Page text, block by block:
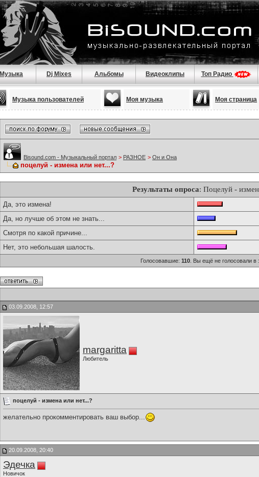
Музыка Dj Mixes Альбомы Видеоклипы Топ Радио
Музыка пользователей Моя музыка Моя страница
Bisound.com - Музыкальный портал > РАЗНОЕ > Он и Она
поцелуй - измена или нет...?
Результаты опроса: Поцелуй -
Да, это измена!
Да, но лучше об этом не знать...
Смотря по какой причине...
Нет, это небольшая шалость.
Голосовавшие: 110 . Вы ещё не голосовали в
03.09.2008, 12:57
margaritta
Любитель
поцелуй - измена или нет...?
желательно прокомментировать ваш выбор...
20.09.2008, 20:40
Эдечка
Новичок